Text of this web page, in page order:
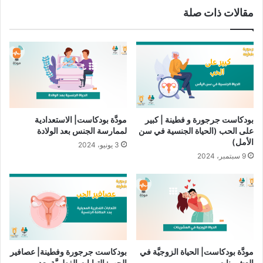
مقالات ذات صلة
بودكاست جرجورة و فطينة | كبير
على الحب (الحياة الجنسية في سن
الأمل)
9 سبتمبر، 2024
مودَّة بودكاست| الاستعدادية
لممارسة الجنس بعد الولادة
3 يونيو، 2024
مودَّة بودكاست| الحياة الزوجيَّة في
بودكاست جرجورة وفطينة| عصافير